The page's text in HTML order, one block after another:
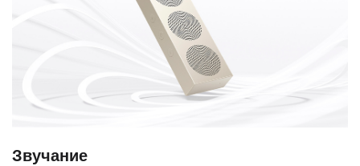
Звучание